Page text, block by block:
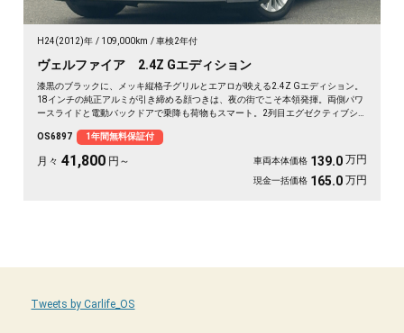
H24(2012)年 109,000km 車検2年付
ヴェルファイア 2.4Z Gエディション
漆黒のブラックに、メッキ縦格子グリルとエアロが映える2.4Z Gエディション。
18インチの純正アルミが引き締める顔つきは、夜の街でこそ本領発揮。両側パワ
ースライドと電動バックドアで乗降も荷物もスマート。2列目エグゼクティブシ
ップダウンモニターで後席の時間も特別に。長く付き合える一台として《1年保
証付》でお渡しします🚗✨💎💺😎
OS6897 1年間無料保証付
月々 41,800 円～ 車両本体価格 139.0 万円
現金一括価格 165.0 万円
Tweets by Carlife_OS